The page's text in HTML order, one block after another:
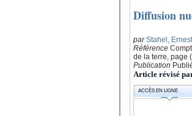
Diffusion
parStahel, Ernest
Référence
de la terre, page
Publication
Article révisé
ACCÈS EN LIGNE